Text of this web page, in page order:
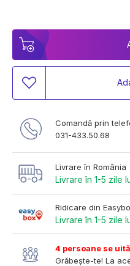
Comandă prin
031-433.50.68
Livrare în România
Livrare în 1-5 zile
Ridicare din
Livrare în 1-5 zile
4 persoane se
Grăbește-te! La